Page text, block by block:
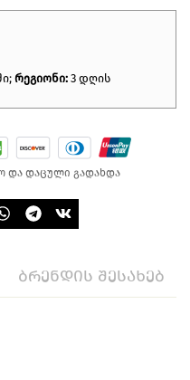
რეგიონი: 3 დღის
და დაცული გადახდა
ბრენდის შესახებ